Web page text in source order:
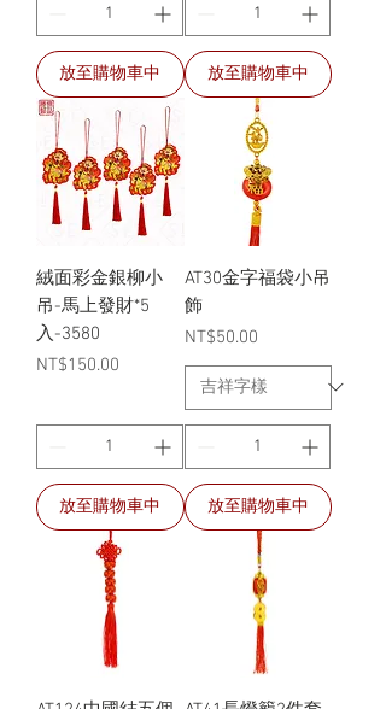
放至購物車中 放至購物車中
絨面彩金銀柳小
吊-馬上發財*5
入-3580
價格
NT$150.00
放至購物車中
AT30金字福袋小吊
飾
價格
NT$50.00
放至購物車中